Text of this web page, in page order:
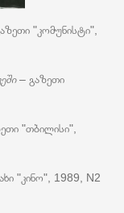
"კომუნისტი",
– გაზეთი
"თბილისი",
"კინო", 1989, N2